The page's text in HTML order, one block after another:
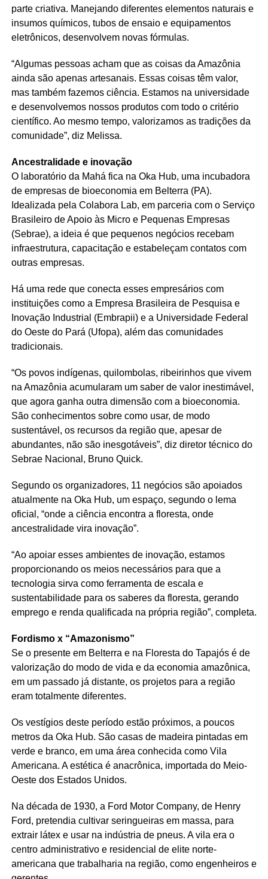
parte criativa. Manejando diferentes elementos naturais e
insumos químicos, tubos de ensaio e equipamentos
eletrônicos, desenvolvem novas fórmulas.
“Algumas pessoas acham que as coisas da Amazônia
ainda são apenas artesanais. Essas coisas têm valor,
mas também fazemos ciência. Estamos na universidade
e desenvolvemos nossos produtos com todo o critério
científico. Ao mesmo tempo, valorizamos as tradições da
comunidade”, diz Melissa.
Ancestralidade e inovação
O laboratório da Mahá fica na Oka Hub, uma incubadora
de empresas de bioeconomia em Belterra (PA).
Idealizada pela Colabora Lab, em parceria com o Serviço
Brasileiro de Apoio às Micro e Pequenas Empresas
(Sebrae), a ideia é que pequenos negócios recebam
infraestrutura, capacitação e estabeleçam contatos com
outras empresas.
Há uma rede que conecta esses empresários com
instituições como a Empresa Brasileira de Pesquisa e
Inovação Industrial (Embrapii) e a Universidade Federal
do Oeste do Pará (Ufopa), além das comunidades
tradicionais.
“Os povos indígenas, quilombolas, ribeirinhos que vivem
na Amazônia acumularam um saber de valor inestimável,
que agora ganha outra dimensão com a bioeconomia.
São conhecimentos sobre como usar, de modo
sustentável, os recursos da região que, apesar de
abundantes, não são inesgotáveis”, diz diretor técnico do
Sebrae Nacional, Bruno Quick.
Segundo os organizadores, 11 negócios são apoiados
atualmente na Oka Hub, um espaço, segundo o lema
oficial, “onde a ciência encontra a floresta, onde
ancestralidade vira inovação”.
“Ao apoiar esses ambientes de inovação, estamos
proporcionando os meios necessários para que a
tecnologia sirva como ferramenta de escala e
sustentabilidade para os saberes da floresta, gerando
emprego e renda qualificada na própria região”, completa.
Fordismo x “Amazonismo”
Se o presente em Belterra e na Floresta do Tapajós é de
valorização do modo de vida e da economia amazônica,
em um passado já distante, os projetos para a região
eram totalmente diferentes.
Os vestígios deste período estão próximos, a poucos
metros da Oka Hub. São casas de madeira pintadas em
verde e branco, em uma área conhecida como Vila
Americana. A estética é anacrônica, importada do Meio-
Oeste dos Estados Unidos.
Na década de 1930, a Ford Motor Company, de Henry
Ford, pretendia cultivar seringueiras em massa, para
extrair látex e usar na indústria de pneus. A vila era o
centro administrativo e residencial de elite norte-
americana que trabalharia na região, como engenheiros e